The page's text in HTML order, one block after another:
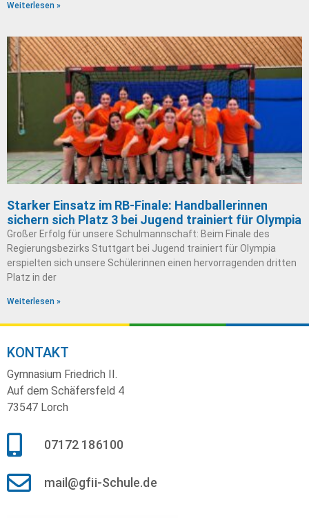
Weiterlesen »
Starker Einsatz im RB-Finale: Handballerinnen
sichern sich Platz 3 bei Jugend trainiert für Olympia
Großer Erfolg für unsere Schulmannschaft: Beim Finale des
Regierungsbezirks Stuttgart bei Jugend trainiert für Olympia
erspielten sich unsere Schülerinnen einen hervorragenden dritten
Platz in der
Weiterlesen »
KONTAKT
Gymnasium Friedrich II.
Auf dem Schäfersfeld 4
73547 Lorch
07172 186100
mail@gfii-Schule.de